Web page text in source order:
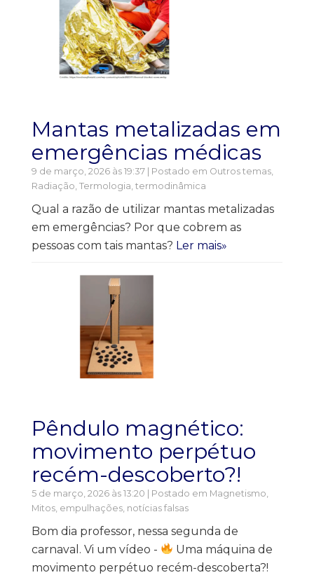
Mantas metalizadas em
emergências médicas
9 de março, 2026 às 19:37 | Postado em Outros temas
Radiação Termologia, termodinâmica
Qual a razão de utilizar mantas metalizadas
em emergências? Por que cobrem as
pessoas com tais mantas? Ler mais»
Pêndulo magnético:
movimento perpétuo
recém-descoberto?!
5 de março, 2026 às 13:20 | Postado em Magnetismo
Mitos, empulhações, notícias falsas
Bom dia professor, nessa segunda de
carnaval. Vi um vídeo -
Uma máquina de
movimento perpétuo recém-descoberta?!